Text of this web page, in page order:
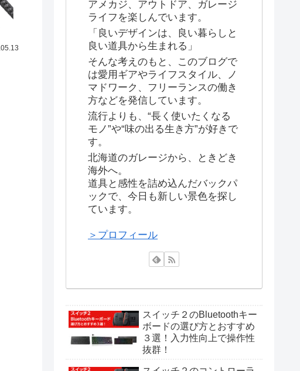
アメカジ、アウトドア、ガレージ
ライフを楽しんでいます。
「良いデザインは、良い暮らしと
良い道具から生まれる」
そんな考えのもと、このブログで
は愛用ギアやライフスタイル、ノ
マドワーク、フリーランスの働き
方などを発信しています。
流行よりも、“長く使いたくなる
モノ”や“味の出る生き方”が好きで
す。
北海道のガレージから、ときどき
海外へ。
道具と感性を詰め込んだバックパ
ックで、今日も新しい景色を探し
ています。
＞プロフィール
スイッチ２のBluetoothキー
ボードの選び方とおすすめ
３選！入力性向上で操作性
抜群！